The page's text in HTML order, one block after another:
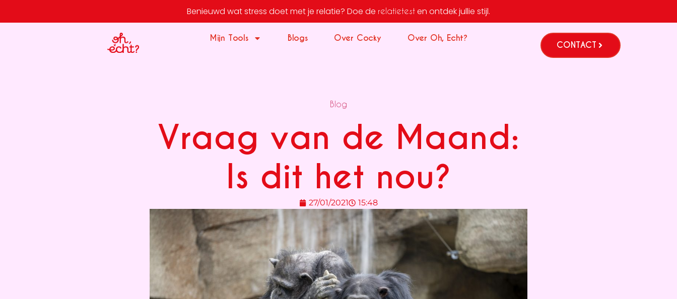
Benieuwd wat stress doet met je relatie? Doe de relatietest en ontdek jullie stijl.
Mijn Tools Blogs Over Cocky Over Oh, Echt?
CONTACT
Blog
Vraag van de Maand:
Is dit het nou?
27/01/2021 15:48